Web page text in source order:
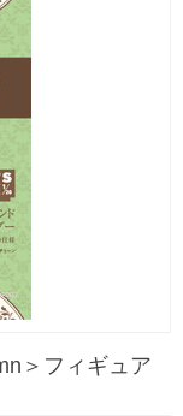
＞フィギュア